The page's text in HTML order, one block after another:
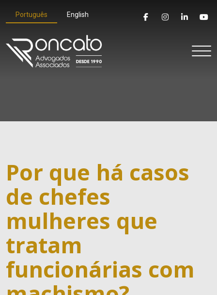
Português English
Por que há casos
de chefes
mulheres que
tratam
funcionárias com